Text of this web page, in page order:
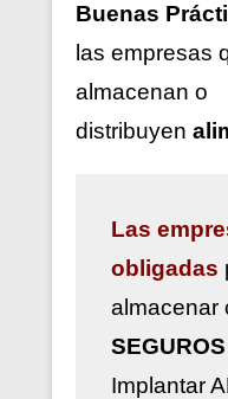
Buenas
las empresas
almacenan o
distribuyen
Las
obligadas
almacenar
Implantar